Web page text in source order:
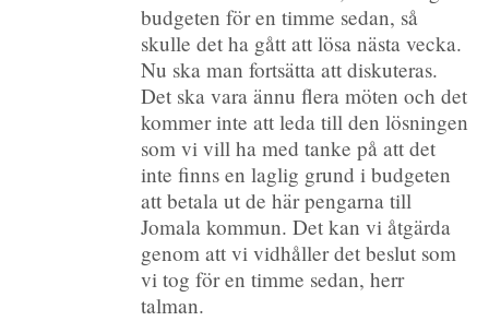
budgeten för en timme sedan, så
skulle det ha gått att lösa nästa vecka.
Nu ska man fortsätta att diskuteras.
Det ska vara ännu flera möten och det
kommer inte att leda till den lösningen
som vi vill ha med tanke på att det
inte finns en laglig grund i budgeten
att betala ut de här pengarna till
Jomala kommun. Det kan vi åtgärda
genom att vi vidhåller det beslut som
vi tog för en timme sedan, herr
talman.